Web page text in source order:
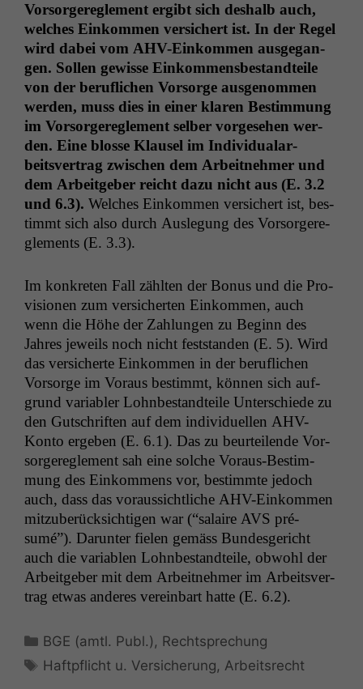
Vor­sorg­ere­gle­ment ergibt sich deshalb auch,
welch­es Einkom­men ver­sichert ist. In der Regel
wird dabei vom AHV-Einkom­men aus­ge­gan­
gen. Sollen gewisse Einkom­mens­be­standteile
von der beru­flichen Vor­sorge ausgenom­men
wer­den, muss dies in ein­er klaren Bes­tim­mung
im Vor­sorg­ere­gle­ment sel­ber vorge­se­hen wer­
den. Eine blosse Klausel im Indi­vid­u­alar­
beitsver­trag zwis­chen dem Arbeit­nehmer und
dem Arbeit­ge­ber reicht dazu nicht aus (E. 3.2
und 6.3). Welch­es Einkom­men ver­sichert ist, bes­
timmt sich also durch Ausle­gung des Vor­sorg­ere­
gle­ments (E. 3.3).
Im konkreten Fall zählten der Bonus und die Pro­
vi­sio­nen zum ver­sicherten Einkom­men, auch
wenn die Höhe der Zahlun­gen zu Beginn des
Jahres jew­eils noch nicht fest­standen (E. 5). Wird
das ver­sicherte Einkom­men in der beru­flichen
Vor­sorge im Voraus bes­timmt, kön­nen sich auf­
grund vari­abler Lohnbe­standteile Unter­schiede zu
den Gutschriften auf dem indi­vidu­ellen AHV-
Kon­to ergeben (E. 6.1). Das zu beurteilende Vor­
sorg­ere­gle­ment sah eine solche Voraus-Bes­tim­
mung des Einkom­mens vor, bes­timmte jedoch
auch, dass das voraus­sichtliche AHV-Einkom­men
mitzu­berück­sichti­gen war (“salaire AVS pré­
sumé”). Darunter fie­len gemäss Bun­des­gericht
auch die vari­ablen Lohnbe­standteile, obwohl der
Arbeit­ge­ber mit dem Arbeit­nehmer im Arbeitsver­
trag etwas anderes vere­in­bart hat­te (E. 6.2).
Kategorien
BGE (amtl. Publ.) , Rechtsprechung
Schlagwörter
Haftpflicht u. Versicherung, Arbeitsrecht